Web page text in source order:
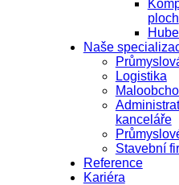
ploch
Naše
Logistika
kanceláře
Stavební
Reference
Kariéra